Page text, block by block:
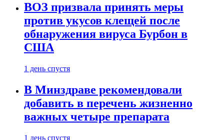
ВОЗ призвала принять меры
против укусов клещей после
обнаружения вируса Бурбон в
США
1 день спустя
В Минздраве рекомендовали
добавить в перечень жизненно
важных четыре препарата
1 день спустя